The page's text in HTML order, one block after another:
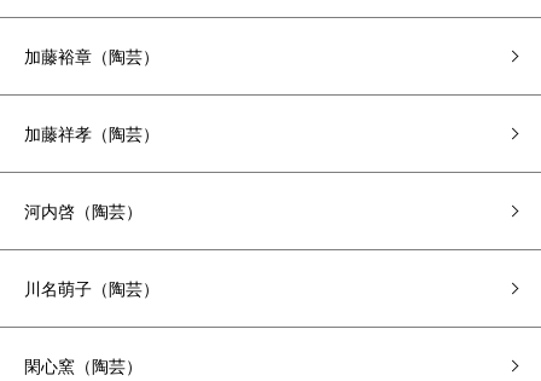
加藤裕章（陶芸）
加藤祥孝（陶芸）
河内啓（陶芸）
川名萌子（陶芸）
閑心窯（陶芸）